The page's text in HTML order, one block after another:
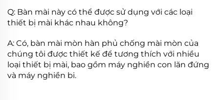
Q: Bàn mài này có thể được sử dụng với các loại
thiết bị mài khác nhau không?
A: Có, bàn mài mòn hàn phủ chống mài mòn của
chúng tôi được thiết kế để tương thích với nhiều
loại thiết bị mài, bao gồm máy nghiền con lăn đứng
và máy nghiền bi.